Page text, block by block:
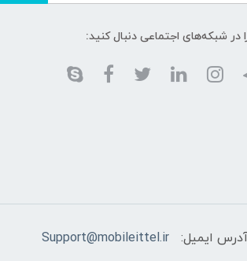
در شبکه‌های اجتماعی دنبال کنید:
ایمیل: Support@mobileittel.ir